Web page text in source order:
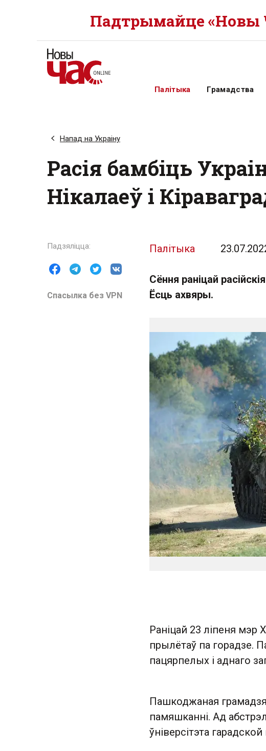
Падтрымайце «Новы
Палітыка Грамадства
Напад на Украіну
Расія бамбіць
Нікалаеў і
Спасылка без VPN
Палітыка
Сёння раніцай
Ёсць ахвяры.
Раніцай 23 ліпеня мэр
прылётаў па горадзе.
пацярпелых і аднаго
Пашкоджаная
памяшканні. Ад
ўніверсітэта